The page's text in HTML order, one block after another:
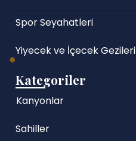
Spor Seyahatleri
Yiyecek ve İçecek Gezileri
Kategoriler
Kanyonlar
Sahiller